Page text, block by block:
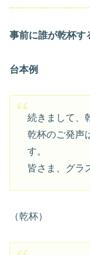
事前に誰が乾杯す
台本例
続きまして、
乾杯のご発声
す。
皆さま、グラ
（乾杯）